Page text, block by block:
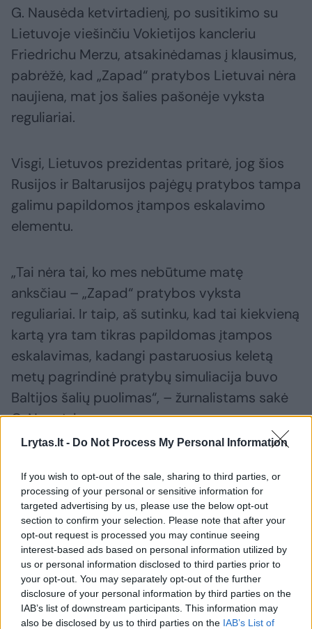
Lrytas.lt - Do Not Process My Personal Information
If you wish to opt-out of the sale, sharing to third parties, or
processing of your personal or sensitive information for
targeted advertising by us, please use the below opt-out
section to confirm your selection. Please note that after your
opt-out request is processed you may continue seeing
interest-based ads based on personal information utilized by
us or personal information disclosed to third parties prior to
your opt-out. You may separately opt-out of the further
disclosure of your personal information by third parties on the
IAB’s list of downstream participants. This information may
also be disclosed by us to third parties on the IAB’s List of
G. Nausėda ketvirtadienį, po susitikimo su
Lietuvoje viešinčiu Vokietijos kancleriu
Friedrichu Merzu, atsakinėdamas į klausimus,
pabrėžė, kad „Zapad“ pratybos Lietuvai nėra
naujiena, mat jos šalies pašonėje vyksta
reguliariai.
Visgi, Lietuvos prezidentas pritarė, jog šios
Rusijos ir Baltarusijos pajėgų pratybos tampa
galimu papildomos įtampos eskalavimo
elementu.
„Tai nėra tai, ko mes nebūtume matę
anksčiau – „Zapad“ pratybos vyksta
reguliariai. Ir taip, aš sutinku, kad tai kiekvieną
kartą yra tam tikras papildomas įtampos
eskalavimas, kadangi pastaruosius keletą
metų pagrindinė pratybų simuliacija buvo
Baltijos šalių puolimas“, – žurnalistams sakė
G. Nausėda.
Susiję straipsniai